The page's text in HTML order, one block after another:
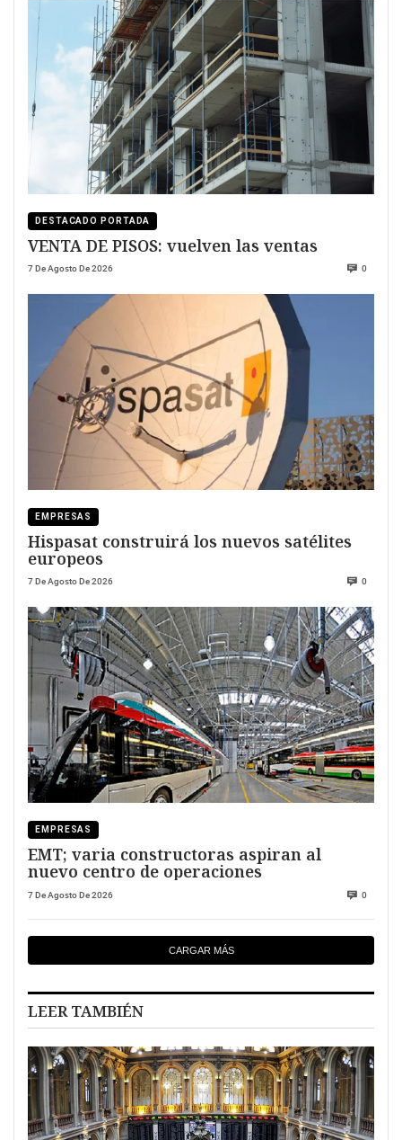
DESTACADO PORTADA
VENTA DE PISOS: vuelven las ventas
7 De Agosto De 2026 0
EMPRESAS
Hispasat construirá los nuevos satélites
europeos
7 De Agosto De 2026 0
EMPRESAS
EMT; varia constructoras aspiran al
nuevo centro de operaciones
7 De Agosto De 2026 0
CARGAR MÁS
LEER TAMBIÉN